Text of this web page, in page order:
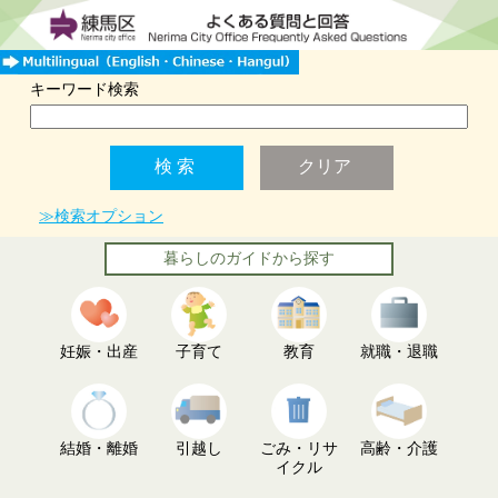
キーワード検索
≫検索オプション
暮らしのガイドから探す
妊娠・出産 子育て 教育 就職・退職
結婚・離婚 引越し
ごみ・リサ
イクル
高齢・介護